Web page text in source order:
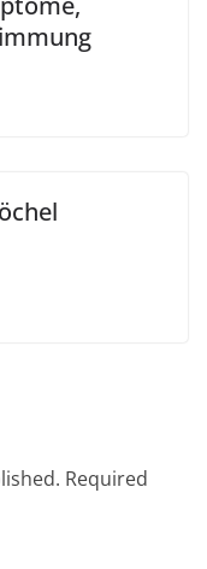
Required